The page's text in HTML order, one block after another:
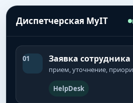
Диспетчерская MyIT
01 Заявка сотрудника
прием, уточнение,
HelpDesk